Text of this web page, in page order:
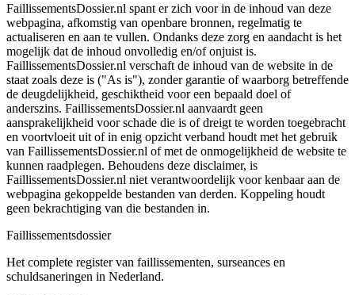
FaillissementsDossier.nl spant er zich voor in de inhoud van deze
webpagina, afkomstig van openbare bronnen, regelmatig te
actualiseren en aan te vullen. Ondanks deze zorg en aandacht is het
mogelijk dat de inhoud onvolledig en/of onjuist is.
FaillissementsDossier.nl verschaft de inhoud van de website in de
staat zoals deze is ("As is"), zonder garantie of waarborg betreffende
de deugdelijkheid, geschiktheid voor een bepaald doel of
anderszins. FaillissementsDossier.nl aanvaardt geen
aansprakelijkheid voor schade die is of dreigt te worden toegebracht
en voortvloeit uit of in enig opzicht verband houdt met het gebruik
van FaillissementsDossier.nl of met de onmogelijkheid de website te
kunnen raadplegen. Behoudens deze disclaimer, is
FaillissementsDossier.nl niet verantwoordelijk voor kenbaar aan de
webpagina gekoppelde bestanden van derden. Koppeling houdt
geen bekrachtiging van die bestanden in.
Faillissementsdossier
Het complete register van faillissementen, surseances en
schuldsaneringen in Nederland.